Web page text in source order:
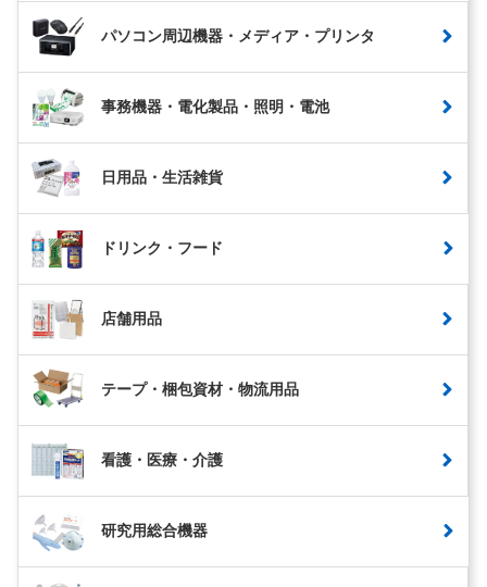
パソコン周辺機器・メディア・プリンタ
事務機器・電化製品・照明・電池
日用品・生活雑貨
ドリンク・フード
店舗用品
テープ・梱包資材・物流用品
看護・医療・介護
研究用総合機器